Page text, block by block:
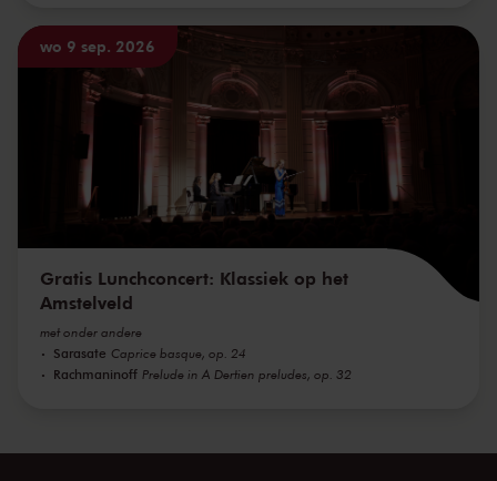
wo 9 sep. 2026
Gratis Lunchconcert: Klassiek op het
Amstelveld
met onder andere
Sarasate Caprice basque, op. 24
Rachmaninoff Prelude in A Dertien preludes, op. 32